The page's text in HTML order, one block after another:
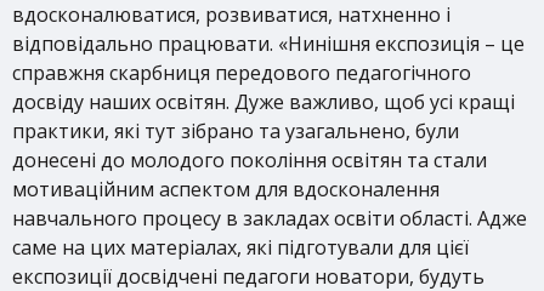
вдосконалюватися, розвиватися, натхненно і
відповідально працювати. «Нинішня експозиція – це
справжня скарбниця передового педагогічного
досвіду наших освітян. Дуже важливо, щоб усі кращі
практики, які тут зібрано та узагальнено, були
донесені до молодого покоління освітян та стали
мотиваційним аспектом для вдосконалення
навчального процесу в закладах освіти області. Адже
саме на цих матеріалах, які підготували для цієї
експозиції досвідчені педагоги новатори, будуть